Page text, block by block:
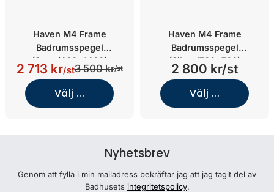
Haven M4 Frame
Badrumsspegel
(Svart/400x1460)
2 713 kr/st3 500 kr/st
Välj ...
Haven M4 Frame
Badrumsspegel
(Silver/700x700)
2 800 kr/st
Välj ...
Nyhetsbrev
Genom att fylla i min mailadress bekräftar jag att jag tagit del av
Badhusets integritetspolicy.